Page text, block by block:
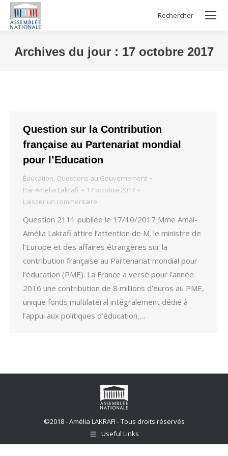
Search:
Rechercher
Archives du jour : 17 octobre 2017
Question sur la Contribution
française au Partenariat mondial
pour l’Education
Éducation, Questions au Gouvernement
ParAmelia Lakrafi
17 octobre 2017
Laisser un commentaire
Question 2111 publiée le 17/10/2017 Mme Amal-
Amélia Lakrafi attire l’attention de M. le ministre de
l’Europe et des affaires étrangères sur la
contribution française au Partenariat mondial pour
l’éducation (PME). La France a versé pour l’année
2016 une contribution de 8 millions d’euros au PME,
unique fonds multilatéral intégralement dédié à
l’appui aux politiques d’éducation,…
©2018 - Amélia LAKRAFI - Tous droits réservés
Useful Links